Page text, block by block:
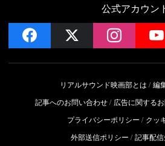
公式アカウン
facebook
リアルサウンド映画部とは
編
記事へのお問い合わせ
広告に関する
プライバシーポリシー
クッ
外部送信ポリシー
記事配